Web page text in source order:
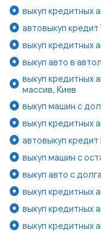
выкуп кредитных
автовыкуп кредит
выкуп кредитных
выкуп авто в
выкуп кредитных
массив, Киев
выкуп машин с
выкуп кредитных
автовыкуп
выкуп машин с
выкуп авто с
выкуп кредитных
выкуп кредитных
выкуп кредитных